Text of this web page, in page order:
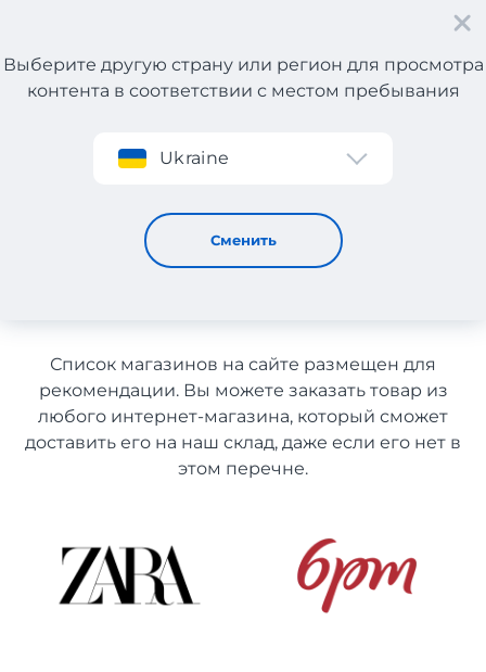
Регистрация
Выберите другую страну или регион для просмотра
контента в соответствии с местом пребывания
Ukraine
Сменить
Косметика для ухода и здоровья с Германии с
доставкой в Узбекистан
Косметика для ухода и
здоровья с Германии с
Список магазинов на сайте размещен для
рекомендации. Вы можете заказать товар из
любого интернет-магазина, который сможет
доставить его на наш склад, даже если его нет в
этом перечне.